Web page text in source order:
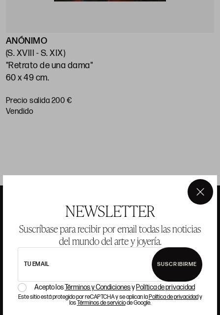
NEWSLETTER
Suscríbase para recibir por email todas las noticias
del mundo del arte y joyería.
TU EMAIL SUSCRIBIRME
Acepto losTérminos y Condicionesy Política de privacidad
Este sitio está protegido por reCAPTCHA y se aplican laPolítica de privacidady
losTérminos de serviciode Google.
×
ANÓNIMO
(S. XVIII - S. XIX)
"Retrato de una dama"
60 x 49 cm.
Precio salida 200 €
vendido
ANSORENA
EQUIPO
JOYERÍA
GALERÍA
VALORACIONES